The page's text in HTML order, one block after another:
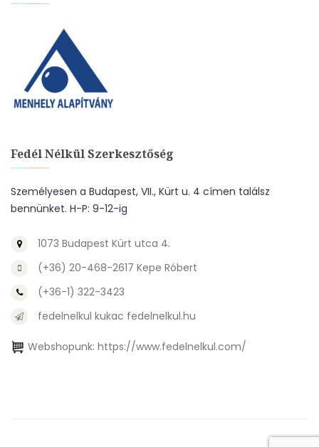
Fedél Nélkül Szerkesztőség
Személyesen a Budapest, VII., Kürt u. 4 címen találsz
bennünket. H-P: 9-12-ig
1073 Budapest Kürt utca 4.
(+36) 20-468-2617 Kepe Róbert
(+36-1) 322-3423
fedelnelkul kukac fedelnelkul.hu
Webshopunk: https://www.fedelnelkul.com/